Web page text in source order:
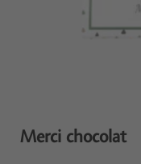
Merci chocolat